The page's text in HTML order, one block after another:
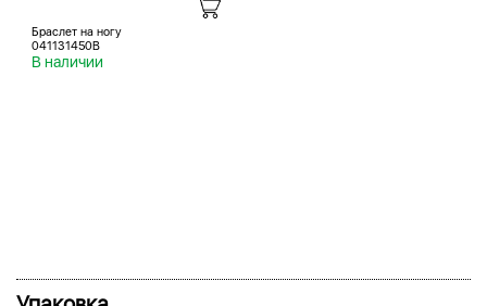
Браслет на ногу
041131450B
В наличии